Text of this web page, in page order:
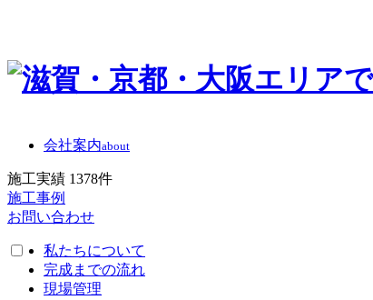
会社案内about
施工実績 1378件
施工事例
お問い合わせ
私たちについて
完成までの流れ
現場管理